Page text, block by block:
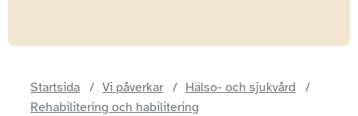
Startsida Vi påverkar
Hälso- och sjukvård
Rehabilitering och habilitering